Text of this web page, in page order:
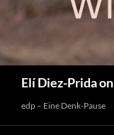
Elí Diez-Prida
edp – Eine Denk-Pause